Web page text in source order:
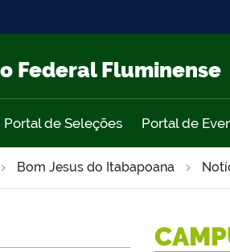
Federal Fluminense
Portal de Seleções Portal de
Bom Jesus do Itabapoana